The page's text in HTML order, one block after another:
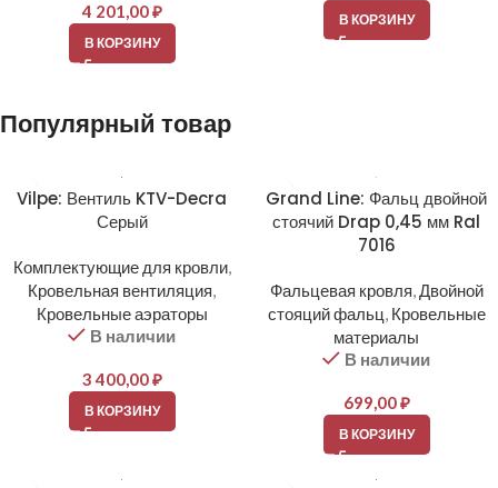
4 201,00₽
В КОРЗИНУ
В КОРЗИНУ
Популярный товар
Vilpe: Вентиль KTV-Decra
Серый
Комплектующие для кровли,
Кровельная вентиляция,
Кровельные аэраторы
В наличии
3 400,00₽
В КОРЗИНУ
Grand Line: Фальц двойной
стоячий Drap 0,45 мм Ral
7016
Фальцевая кровля,Двойной
стояций фальц, Кровельные
материалы
В наличии
699,00₽
В КОРЗИНУ